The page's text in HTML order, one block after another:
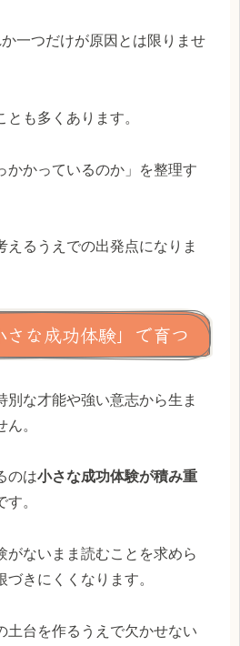
一つだけが原因とは限りませ
も多くあります。
かかっているのか」を整理す
えるうえでの出発点になりま
な成功体験」で育つ
別な才能や強い意志から生ま
。
のは小さな成功体験が積み重
す。
がないまま読むことを求めら
きにくくなります。
土台を作るうえで欠かせない